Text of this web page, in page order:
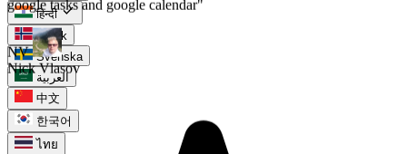
हिन्दी check
Norsk
Svenska
العربية
中文
한국어
ไทย